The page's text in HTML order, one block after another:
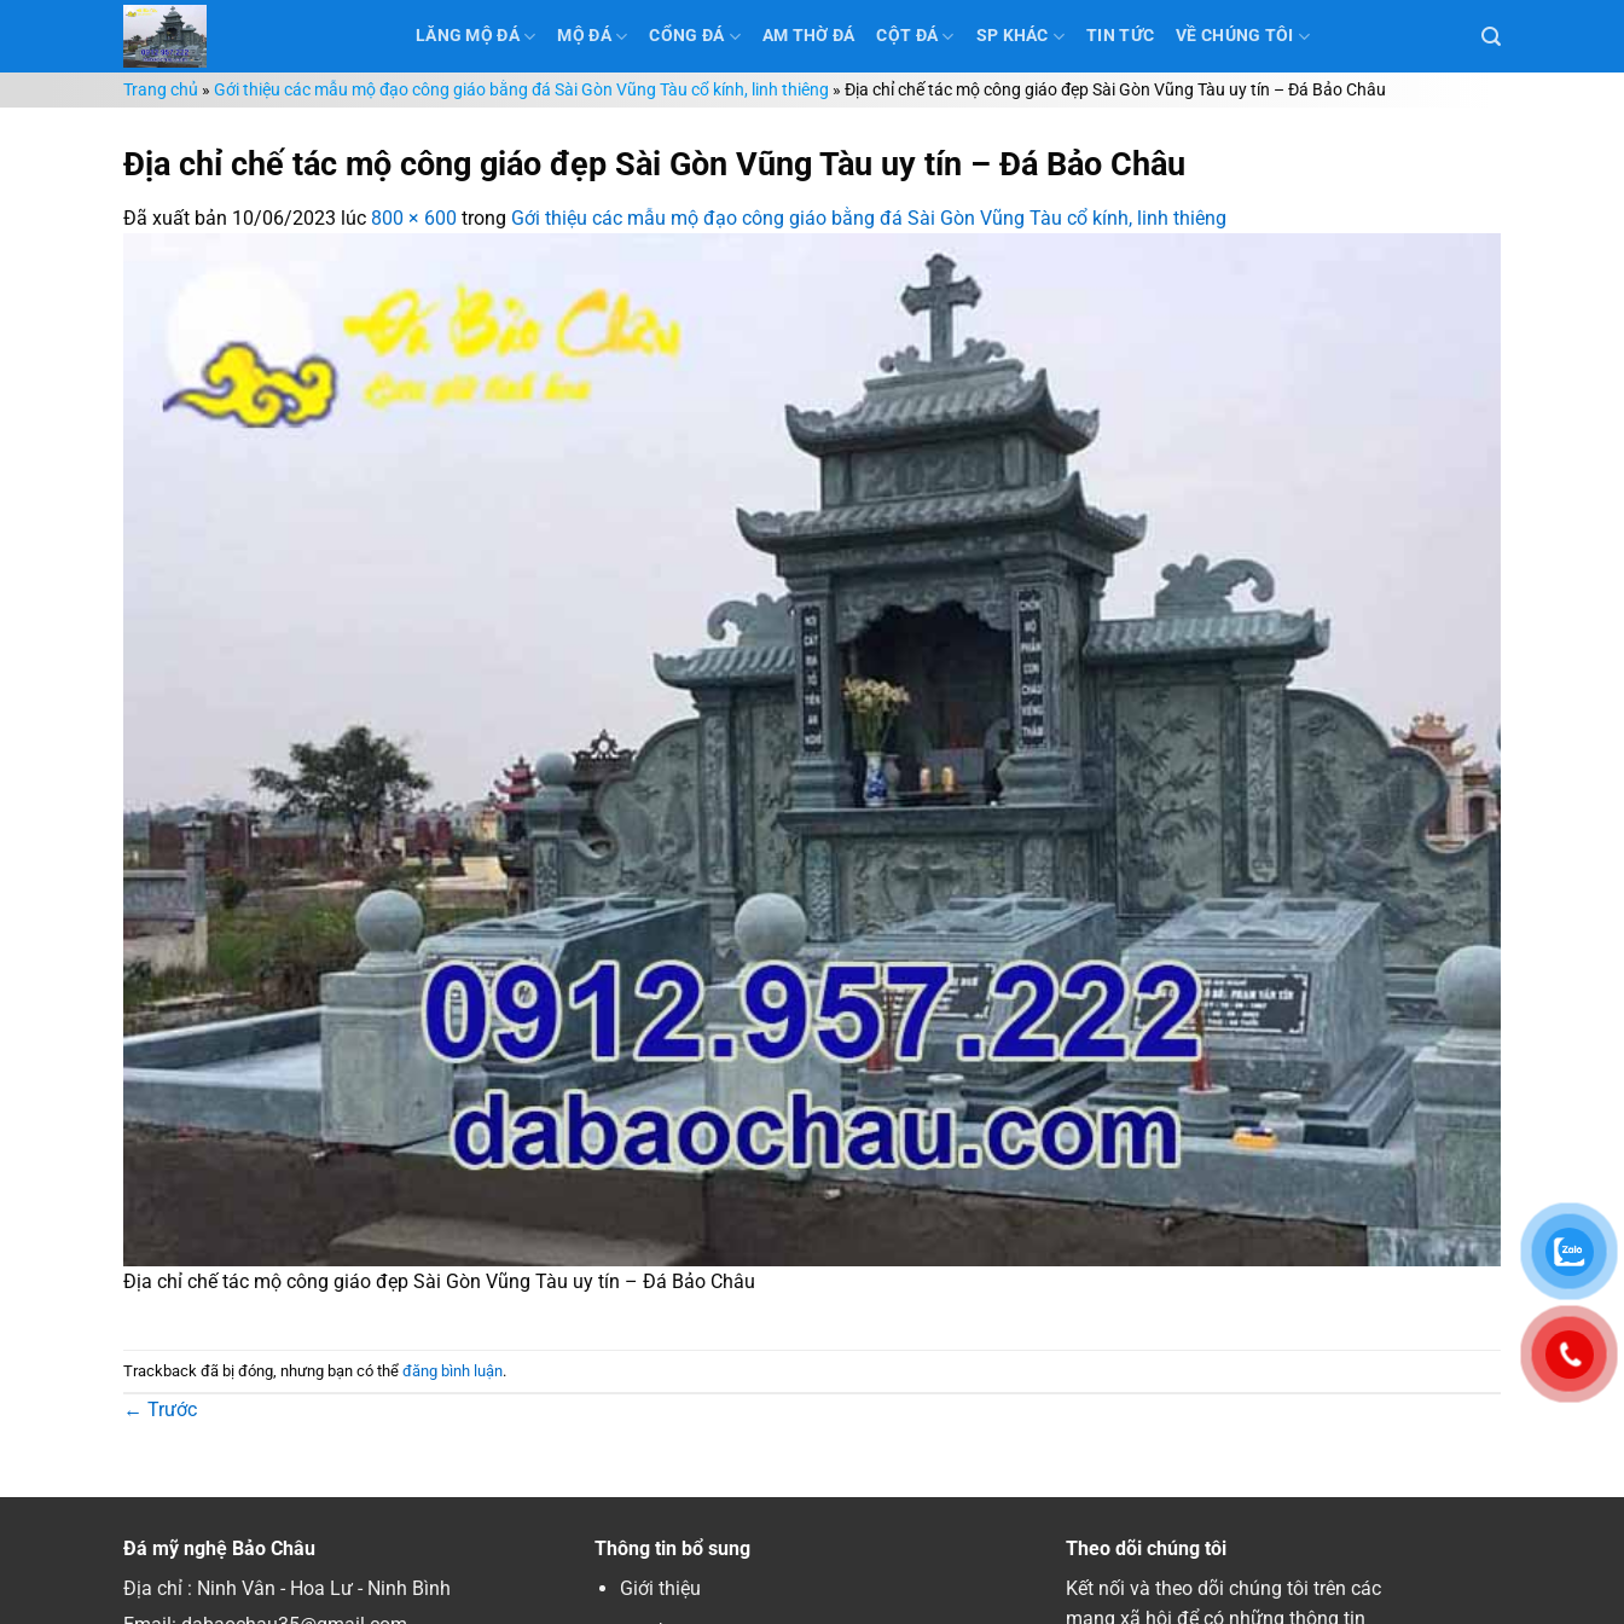
nội
dung
LĂNG MỘ ĐÁ MỘ ĐÁ CỔNG ĐÁ AM THỜ ĐÁ CỘT ĐÁ SP KHÁC TIN TỨC VỀ CHÚNG TÔI
Trang chủ » Gới thiệu các mẫu mộ đạo công giáo bằng đá Sài Gòn Vũng Tàu cổ kính, linh thiêng » Địa chỉ chế tác mộ công giáo đẹp Sài Gòn Vũng Tàu uy tín – Đá Bảo Châu
Địa chỉ chế tác mộ công giáo đẹp Sài Gòn Vũng Tàu uy tín – Đá Bảo Châu
Đã xuất bản 10/06/2023 lúc 800 × 600 trong Gới thiệu các mẫu mộ đạo công giáo bằng đá Sài Gòn Vũng Tàu cổ kính, linh thiêng
Địa chỉ chế tác mộ công giáo đẹp Sài Gòn Vũng Tàu uy tín – Đá Bảo Châu
Trackback đã bị đóng, nhưng bạn có thể đăng bình luận.
← Trước
Đá mỹ nghệ Bảo Châu
Địa chỉ : Ninh Vân - Hoa Lư - Ninh Bình
Thông tin bổ sung
Giới thiệu
Theo dõi chúng tôi
Kết nối và theo dõi chúng tôi trên các
mạng xã hội để có những thông tin